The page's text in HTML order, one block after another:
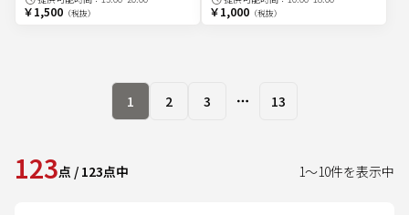
￥1,500（税抜） ￥1,000（税抜）
1 2 3 More pages
13
123点 / 123点中 1～10件を表示中